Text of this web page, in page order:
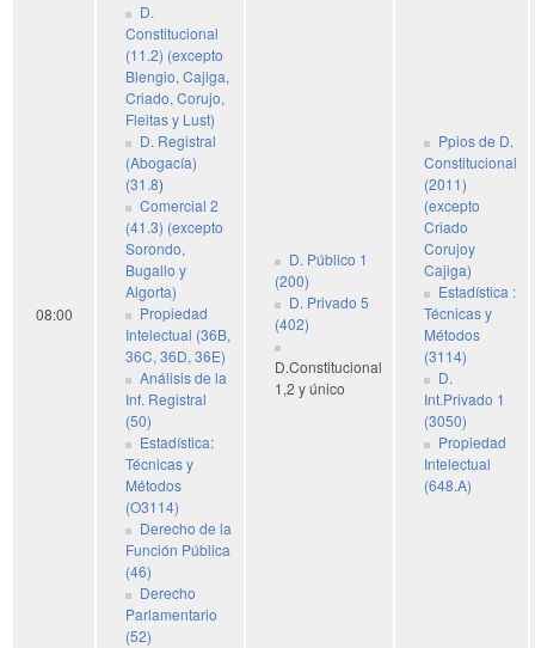
08:00
D.
Constitucional
(11.2) (excepto
Blengio, Cajiga,
Criado, Corujo,
Fleitas y Lust)
D. Registral
(Abogacía)
(31.8)
Comercial 2
(41.3) (excepto
Sorondo,
Bugallo y
Algorta)
Propiedad
Intelectual (36B,
36C, 36D, 36E)
Análisis de la
Inf. Registral
(50)
Estadística:
Técnicas y
Métodos
(O3114)
Derecho de la
Función Pública
(46)
Derecho
Parlamentario
(52)
D. Público 1
(200)
D. Privado 5
(402)
D.Constitucional
1,2 y único
Ppios de D.
Constitucional
(2011)
(excepto
Criado
Corujoy
Cajiga)
Estadística :
Técnicas y
Métodos
(3114)
D.
Int.Privado 1
(3050)
Propiedad
Intelectual
(648.A)